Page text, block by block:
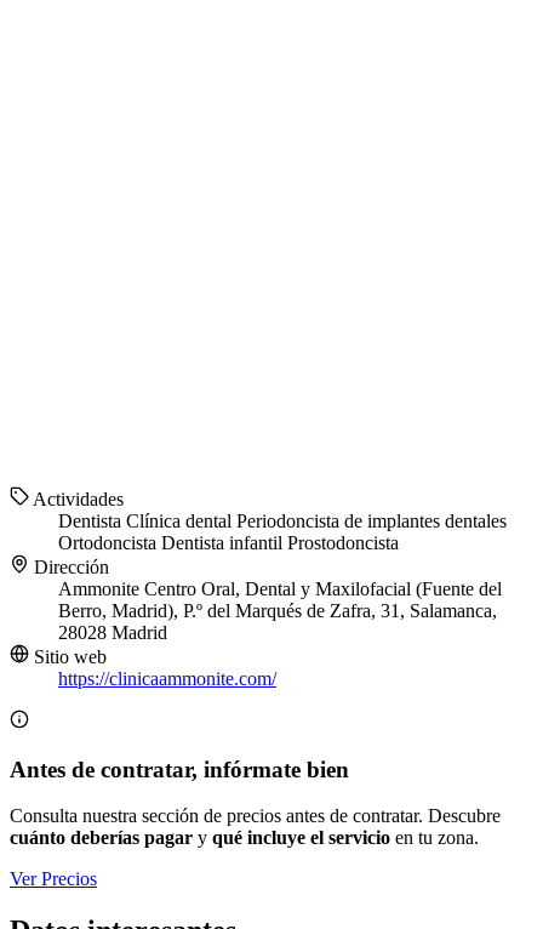
Actividades
Dentista Clínica dental Periodoncista de implantes dentales
Ortodoncista Dentista infantil Prostodoncista
Dirección
Ammonite Centro Oral, Dental y Maxilofacial (Fuente del
Berro, Madrid), P.º del Marqués de Zafra, 31, Salamanca,
28028 Madrid
Sitio web
https://clinicaammonite.com/
Antes de contratar, infórmate bien
Consulta nuestra sección de precios antes de contratar. Descubre
cuánto deberías pagar y qué incluye el servicio en tu zona.
Ver Precios